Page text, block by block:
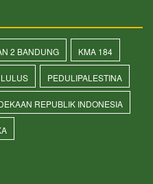
2 BANDUNG KMA 184
PEDULIPALESTINA
REPUBLIK INDONESIA